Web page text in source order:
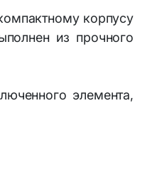
корпусу
из прочного
элемента,